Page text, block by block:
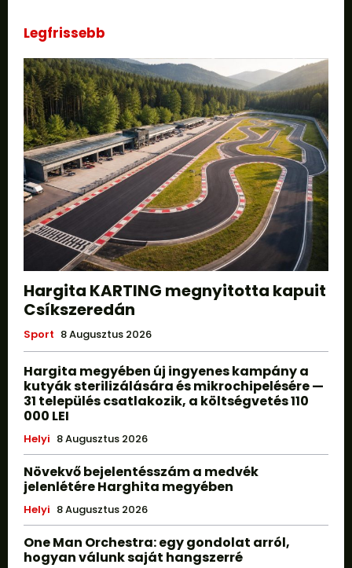
Legfrissebb
Hargita KARTING megnyitotta kapuit
Csíkszeredán
Sport 8 Augusztus 2026
Hargita megyében új ingyenes kampány a
kutyák sterilizálására és mikrochipelésére —
31 település csatlakozik, a költségvetés 110
000 LEI
Helyi 8 Augusztus 2026
Növekvő bejelentésszám a medvék
jelenlétére Harghita megyében
Helyi 8 Augusztus 2026
One Man Orchestra: egy gondolat arról,
hogyan válunk saját hangszerré